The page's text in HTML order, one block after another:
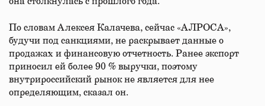
По словам Алексея Калачева, сейчас «АЛРОСА»,
будучи под санкциями, не раскрывает данные о
продажах и финансовую отчетность. Ранее экспорт
приносил ей более 90 % выручки, поэтому
внутрироссийский рынок не является для нее
определяющим, сказал он.